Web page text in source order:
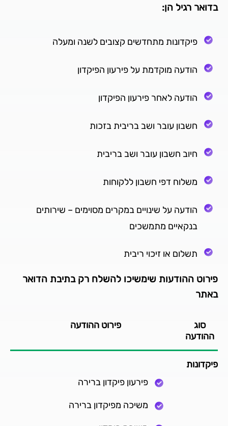
בדואר רגיל הן:
פיקדונות מתחדשים קצובים לשנה ומעלה
הודעה מוקדמת על פירעון הפיקדון
הודעה לאחר פירעון הפיקדון
חשבון עובר ושב בריבית בזכות
חיוב חשבון עובר ושב בריבית
משלוח דפי חשבון ללקוחות
הודעה על שינויים במקרים מסוימים – שירותים
בנקאיים מתמשכים
תשלום או זיכוי ריבית
פירוט ההודעות שימשיכו להשלח רק בתיבת הדואר
באתר
סוג
ההודעה
פירוט ההודעה
פיקדונות
פירעון פיקדון ברירה
משיכה מפיקדון ברירה